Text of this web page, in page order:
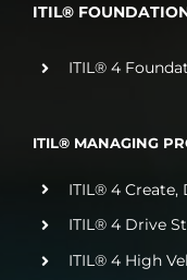
ITIL®
ITIL® 4
ITIL® MANAGING
ITIL® 4 Create,
ITIL® 4 Drive
ITIL® 4 High